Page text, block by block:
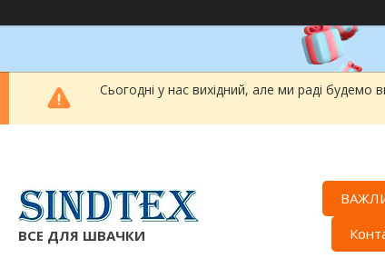
Сьогодні у нас вихідний, але ми раді
ВСЕ ДЛЯ ШВАЧКИ